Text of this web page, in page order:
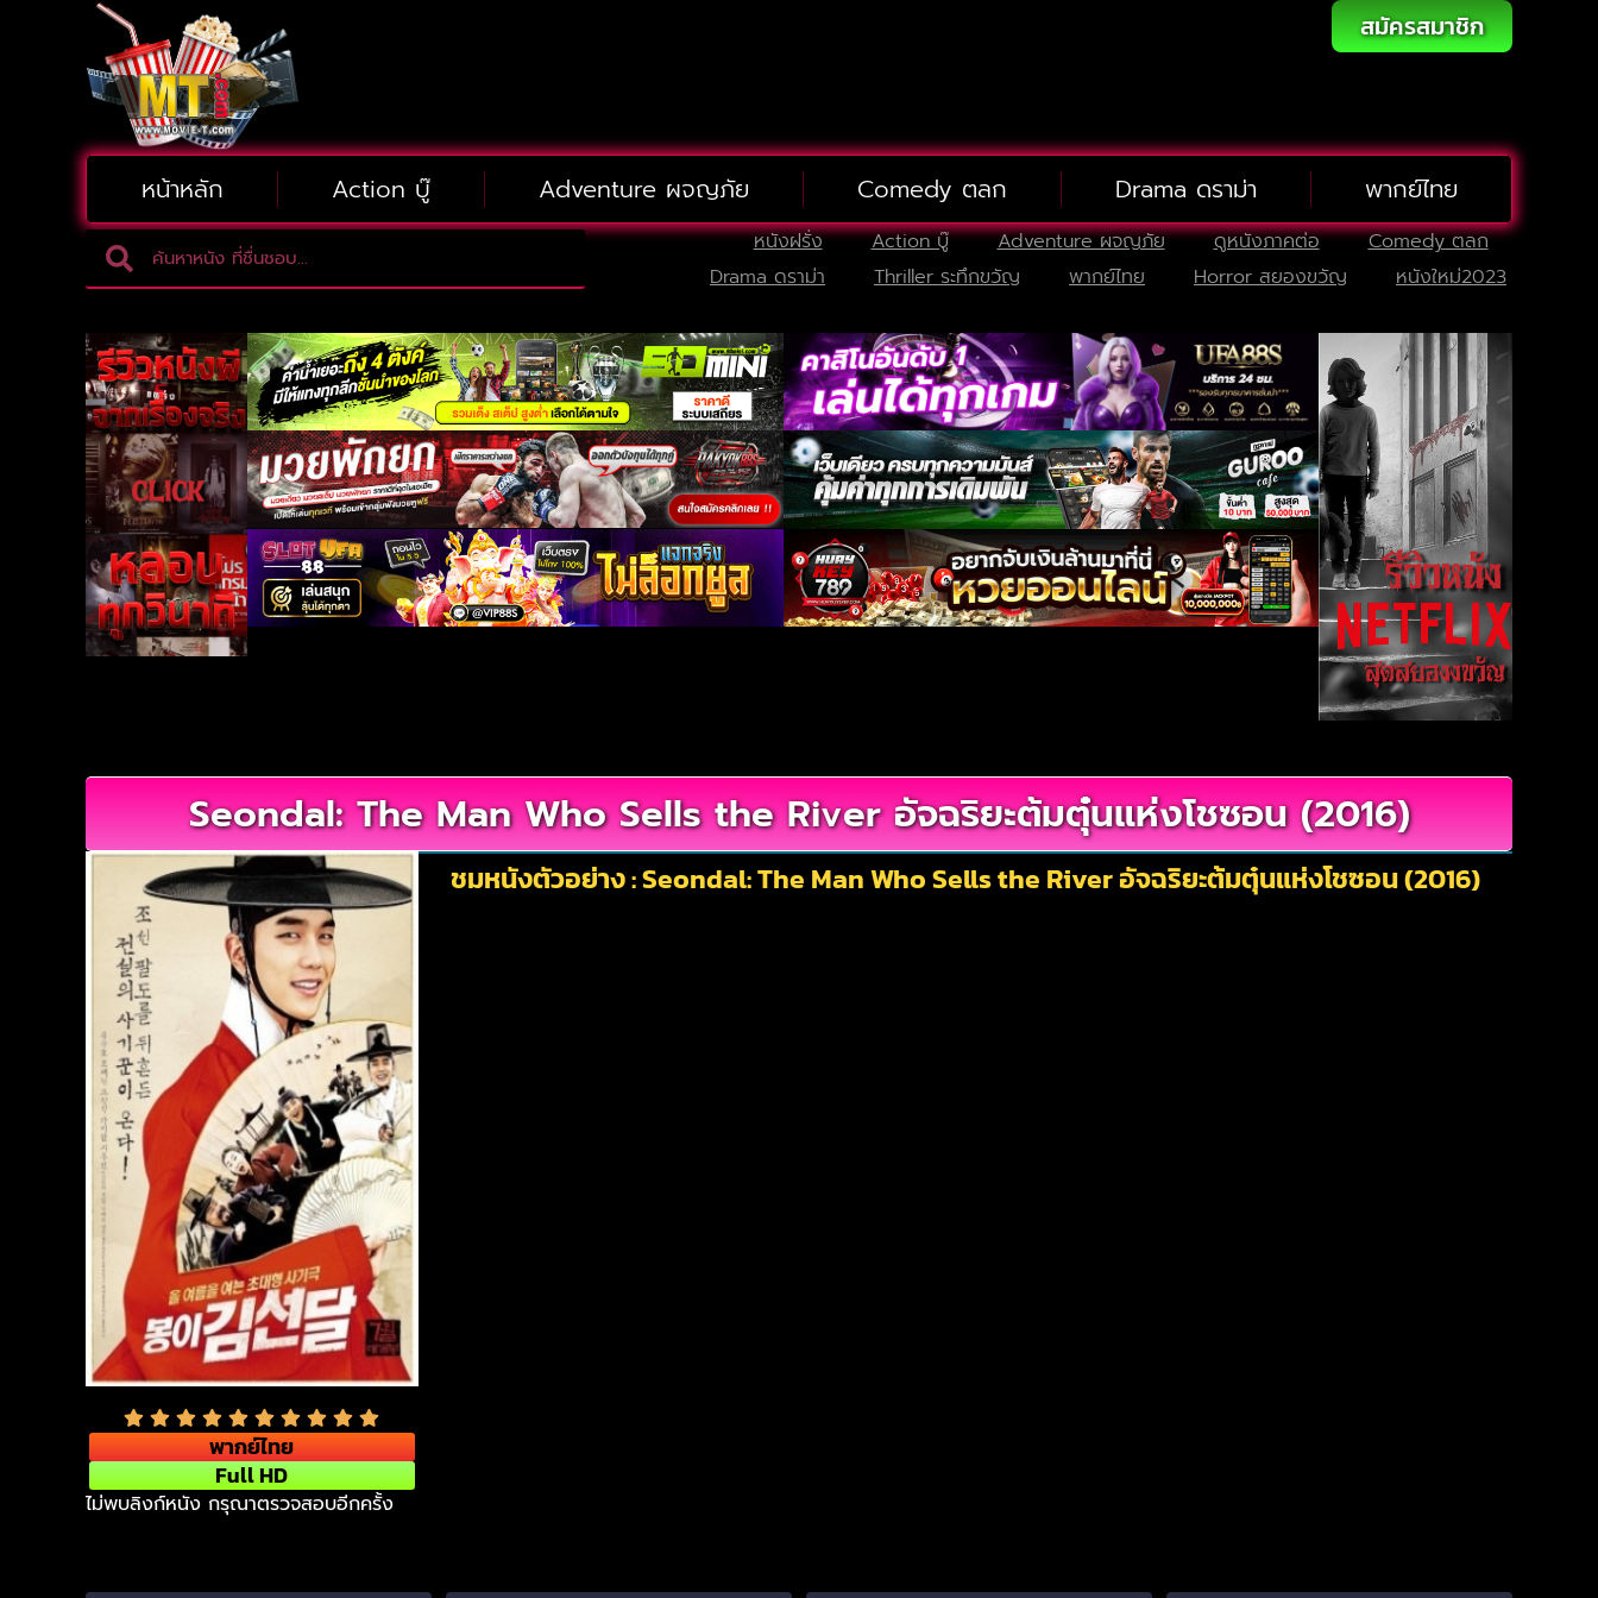
สมัครสมาชิก
หน้าหลัก Action บู๊ Adventure ผจญภัย Comedy ตลก Drama ดราม่า พากย์ไทย
หนังฝรั่ง Action บู๊ Adventure ผจญภัย ดูหนังภาคต่อ
Comedy ตลก
Drama ดราม่า
Thriller ระทึกขวัญ พากย์ไทย Horror สยองขวัญ หนังใหม่2023
Seondal: The Man Who Sells the River อัจฉริยะต้มตุ๋นแห่งโชซอน (2016)
พากย์ไทย
Full HD
ชมหนังตัวอย่าง : Seondal: The Man Who Sells the River อัจฉริยะต้มตุ๋นแห่งโชซอน (2016)
ไม่พบลิงก์หนัง กรุณาตรวจสอบอีกครั้ง